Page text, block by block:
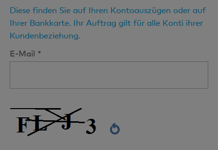
Diese finden Sie auf Ihren Kontoauszügen oder auf
Ihrer Bankkarte. Ihr Auftrag gilt für alle Konti ihrer
Kundenbeziehung.
E-Mail *